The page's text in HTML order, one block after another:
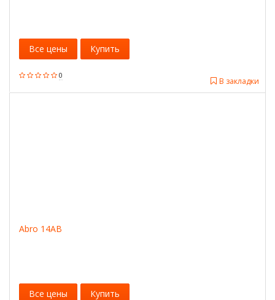
0
В закладки
Все цены Купить
Abro 14AB
Все цены Купить